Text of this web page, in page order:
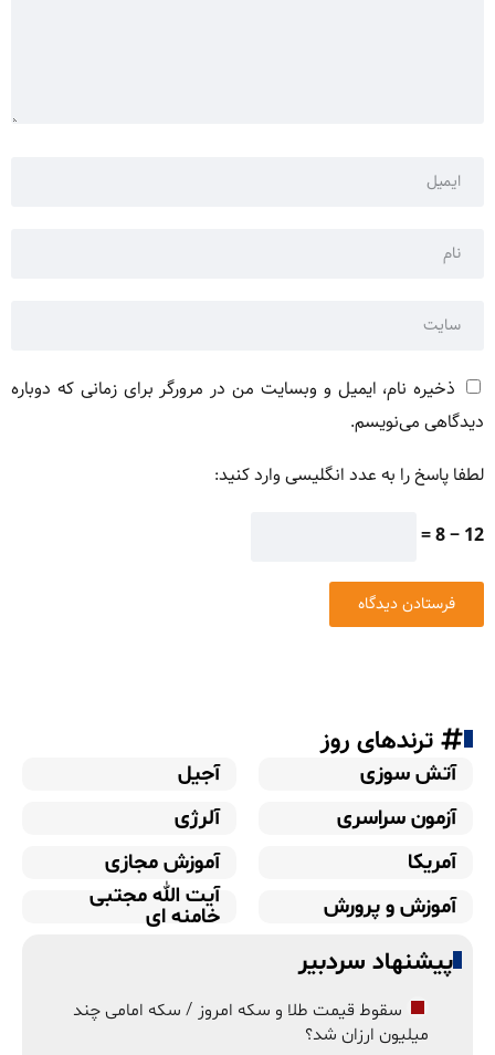
ذخیره نام، ایمیل و وبسایت من در مرورگر برای زمانی که دوباره
دیدگاهی می‌نویسم.
لطفا پاسخ را به عدد انگلیسی وارد کنید:
12 − 8 =
ترندهای روز
آتش سوزی
آجیل
آزمون سراسری
آلرژی
آمریکا
آموزش مجازی
آموزش و پرورش
آیت الله مجتبی
خامنه ای
پیشنهاد سردبیر
سقوط قیمت طلا و سکه امروز / سکه امامی چند
میلیون ارزان شد؟